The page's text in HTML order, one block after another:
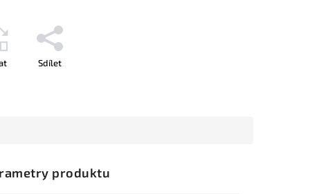
Sdílet
produktu